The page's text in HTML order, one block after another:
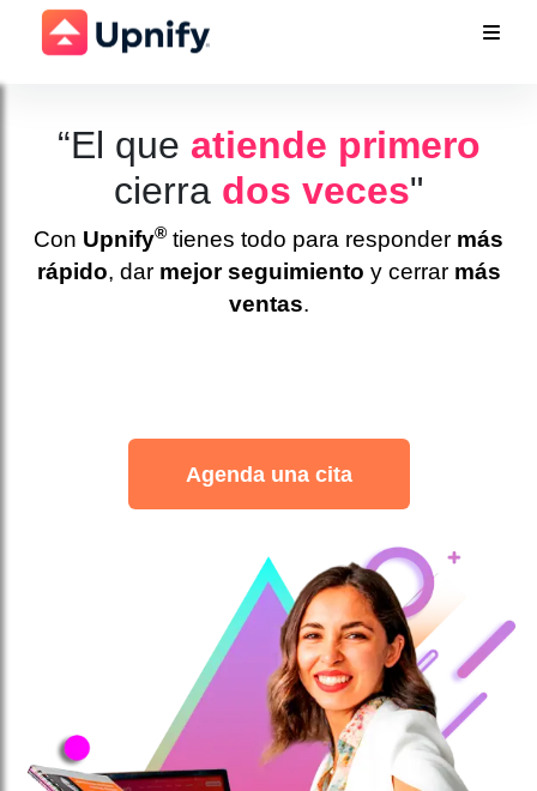
“El que atiende primero
cierra dos veces"
Con Upnify® tienes todo para responder más
rápido, dar mejor seguimiento y cerrar más
ventas.
Agenda una cita